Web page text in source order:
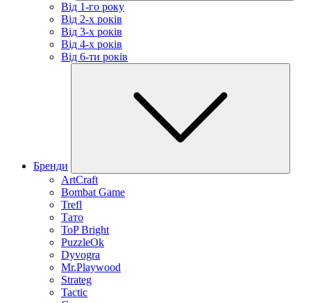
Від 1-го року
Від 2-х років
Від 3-х років
Від 4-х років
Від 6-ти років
Бренди
ArtCraft
Bombat Game
Trefl
Тато
ToP Bright
PuzzleOk
Dyvogra
Mr.Playwood
Strateg
Tactic